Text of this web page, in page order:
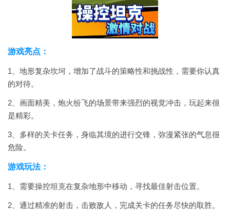
游戏亮点：
1、地形复杂坎坷，增加了战斗的策略性和挑战性，需要你认真
的对待。
2、画面精美，炮火纷飞的场景带来强烈的视觉冲击，玩起来很
是精彩。
3、多样的关卡任务，身临其境的进行交锋，弥漫紧张的气息很
危险。
游戏玩法：
1、需要操控坦克在复杂地形中移动，寻找最佳射击位置。
2、通过精准的射击，击败敌人，完成关卡的任务尽快的取胜。